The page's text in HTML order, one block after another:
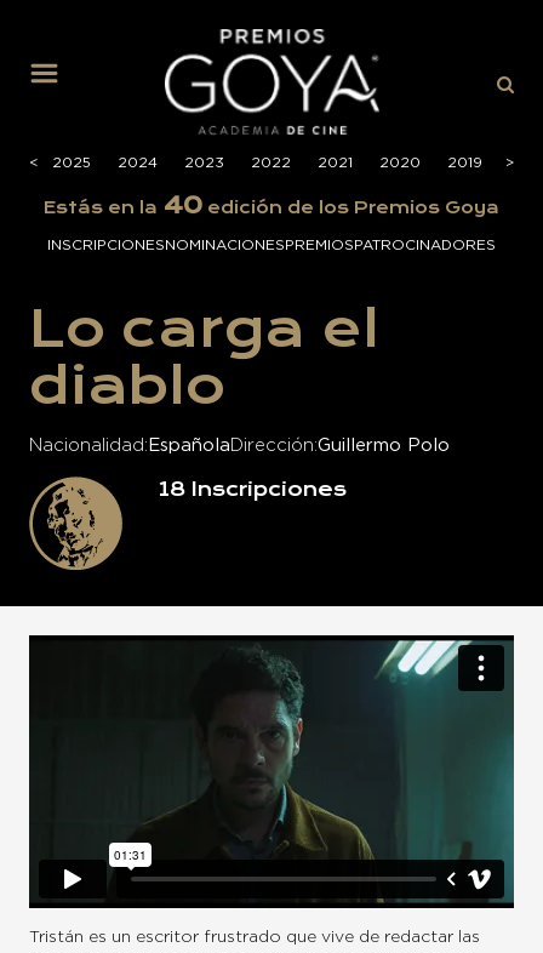
< 2025 2024 2023 2022 2021 2020 2019 2018
>
Estás en la 40 edición de los Premios Goya
INSCRIPCIONESNOMINACIONESPREMIOSPATROCINADORES
Lo carga el
diablo
Nacionalidad Española Dirección Guillermo Polo
18 Inscripciones
Tristán es un escritor frustrado que vive de redactar las